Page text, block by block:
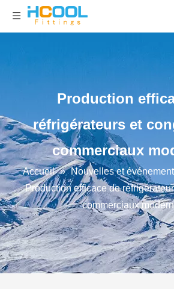
Production
réfrigérateurs et
commerciaux
Accueil » Nouvelles et
Production efficace de
commerciaux